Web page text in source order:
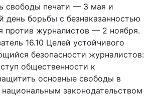
свободы печати — 3 мая и
борьбы с безнаказанностью
против журналистов — 2 ноября.
16.10 Целей устойчивого
безопасности журналистов:
общественности к
основные свободы в
законодательством